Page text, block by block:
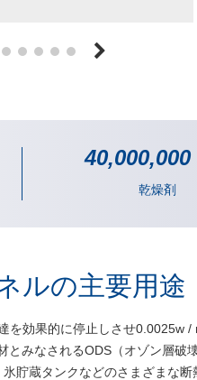
40,000,000
乾燥剤
ルの主要用途
効果的に停止しさせ0.0025w
みなされるODS（オゾン層破
貯蔵タンクなどのさまざまな断